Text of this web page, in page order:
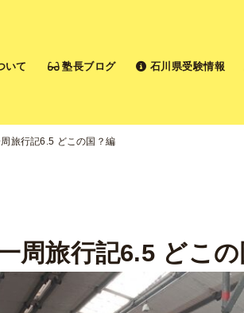
いて 塾長ブログ 石川県受験情報
旅行記6.5 どこの国？編
周旅行記6.5 どこ